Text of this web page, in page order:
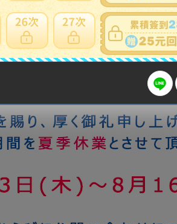
変象嵌縄文小服茶碗 共